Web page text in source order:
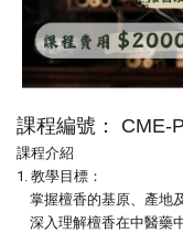
課程編號： CME-
課程介紹
1. 教學目標：
掌握檀香的基原、產地
深入理解檀香在中醫藥